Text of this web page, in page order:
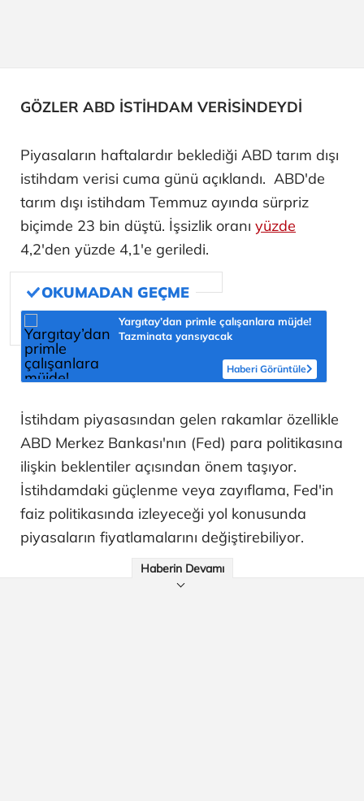
GÖZLER ABD İSTİHDAM VERİSİNDEYDİ
Piyasaların haftalardır beklediği ABD tarım dışı
istihdam verisi cuma günü açıklandı. ABD'de
tarım dışı istihdam Temmuz ayında sürpriz
biçimde 23 bin düştü. İşsizlik oranı yüzde
4,2'den yüzde 4,1'e geriledi.
Yargıtay’dan primle çalışanlara müjde!
Tazminata yansıyacak
Haberi Görüntüle
İstihdam piyasasından gelen rakamlar özellikle
ABD Merkez Bankası'nın (Fed) para politikasına
ilişkin beklentiler açısından önem taşıyor.
İstihdamdaki güçlenme veya zayıflama, Fed'in
faiz politikasında izleyeceği yol konusunda
piyasaların fiyatlamalarını değiştirebiliyor.
Haberin Devamı